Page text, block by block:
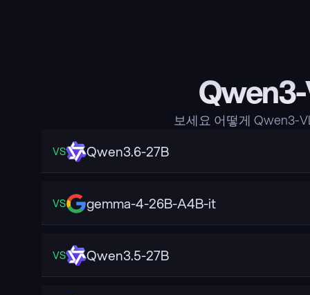
보세요 어떻게 Qwen3-
VS Qwen3.6-27B
VS gemma-4-26B-A4B-it
VS Qwen3.5-27B